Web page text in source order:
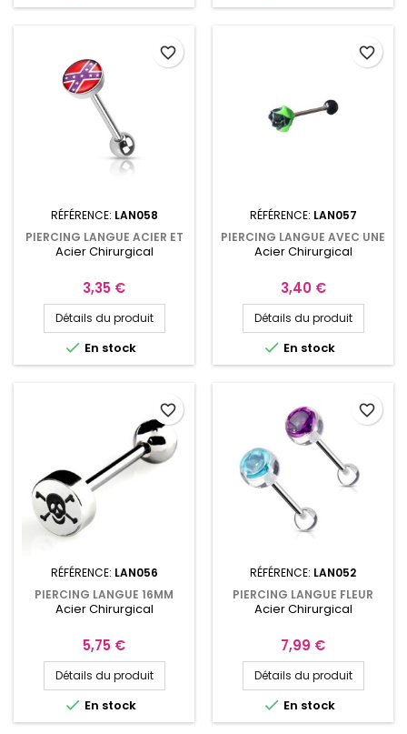
RÉFÉRENCE: LAN058
PIERCING LANGUE ACIER ET
LOGO REBELLE
Acier Chirurgical
Prix
3,35 €
Détails du produit
 En stock
favorite_border
RÉFÉRENCE: LAN057
PIERCING LANGUE AVEC UNE
ROSE EN SILICONE NOIR
Acier Chirurgical
Prix
3,40 €
Détails du produit
 En stock
favorite_border
RÉFÉRENCE: LAN056
PIERCING LANGUE 16MM
TÊTE DE MORT SUR UN PALET
Acier Chirurgical
Prix
5,75 €
Détails du produit
 En stock
favorite_border
RÉFÉRENCE: LAN052
PIERCING LANGUE FLEUR
CAPTIVE DANS UNE BOULE
Acier Chirurgical
Prix
7,99 €
Détails du produit
 En stock
favorite_border